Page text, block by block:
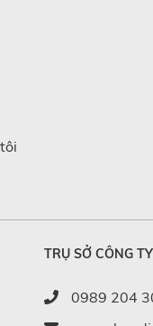
TRỤ SỞ CÔNG
0989 204